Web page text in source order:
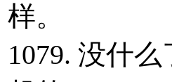
样。
1079. 没什么